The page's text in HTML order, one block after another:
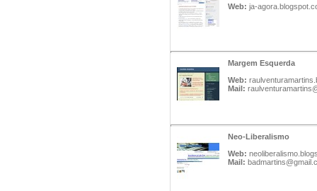
Web: ja-
Margem Esquerda
Web:
Mail:
Neo-Liberalismo
Web:
Mail: